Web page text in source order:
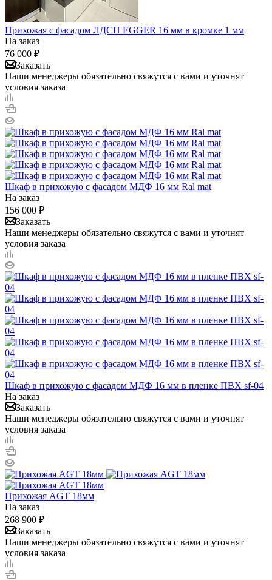
Прихожая с фасадом ЛДСП EGGER 16 мм в кромке 1 мм
На заказ
76 000 ₽
Заказать
Наши менеджеры обязательно свяжутся с вами и уточнят
условия заказа
Шкаф в прихожую с фасадом МДФ 16 мм Ral mat
На заказ
156 000 ₽
Заказать
Наши менеджеры обязательно свяжутся с вами и уточнят
условия заказа
Шкаф в прихожую с фасадом МДФ 16 мм в пленке ПВХ sf-04
На заказ
Заказать
Наши менеджеры обязательно свяжутся с вами и уточнят
условия заказа
Прихожая AGT 18мм
На заказ
268 900 ₽
Заказать
Наши менеджеры обязательно свяжутся с вами и уточнят
условия заказа